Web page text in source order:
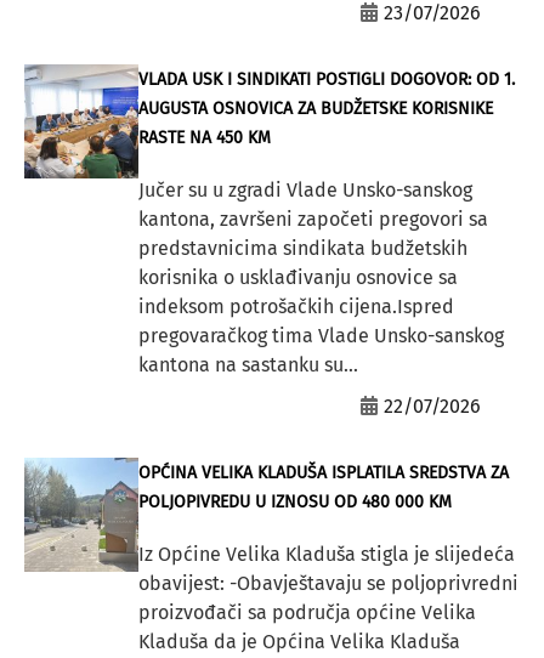
23/07/2026
VLADA USK I SINDIKATI POSTIGLI DOGOVOR: OD 1.
AUGUSTA OSNOVICA ZA BUDŽETSKE KORISNIKE
RASTE NA 450 KM
Jučer su u zgradi Vlade Unsko-sanskog
kantona, završeni započeti pregovori sa
predstavnicima sindikata budžetskih
korisnika o usklađivanju osnovice sa
indeksom potrošačkih cijena.Ispred
pregovaračkog tima Vlade Unsko-sanskog
kantona na sastanku su...
22/07/2026
OPĆINA VELIKA KLADUŠA ISPLATILA SREDSTVA ZA
POLJOPIVREDU U IZNOSU OD 480 000 KM
Iz Općine Velika Kladuša stigla je slijedeća
obavijest: -Obavještavaju se poljoprivredni
proizvođači sa područja općine Velika
Kladuša da je Općina Velika Kladuša